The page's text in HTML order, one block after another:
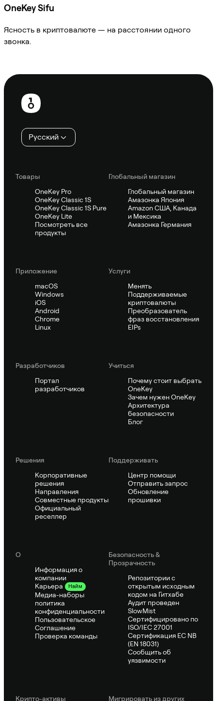
OneKey Sifu
Ясность в криптовалюте — на расстоянии одного
звонка.
Нижний
колонтитул
Русский
Товары
OneKey Pro
OneKey Classic 1S
OneKey Classic 1S Pure
OneKey Lite
Посмотреть все
продукты
Глобальный магазин
Глобальный магазин
Амазонка Япония
Amazon США, Канада
и Мексика
Амазонка Германия
Приложение
macOS
Windows
iOS
Android
Chrome
Linux
Услуги
Менять
Поддерживаемые
криптовалюты
Преобразователь
фраз восстановления
EIPs
Pазработчиков
Портал
разработчиков
Учиться
Почему стоит выбрать
OneKey
Зачем нужен OneKey
Архитектура
безопасности
Блог
Решения
Корпоративные
решения
Направления
Совместные продукты
Официальный
реселлер
Поддерживать
Центр помощи
Отправить запрос
Обновление
прошивки
О
Информация о
компании
Карьера
Найм
Медиа-наборы
политика
конфиденциальности
Пользовательское
Соглашение
Проверка команды
Безопасность &
Прозрачность
Репозитории с
открытым исходным
кодом на Гитхабе
Аудит проведен
SlowMist
Сертифицировано по
ISO/IEC 27001
Сертификация ЕС NB
(EN 18031)
Сообщить об
уязвимости
Крипто-активы Мигрировать из других